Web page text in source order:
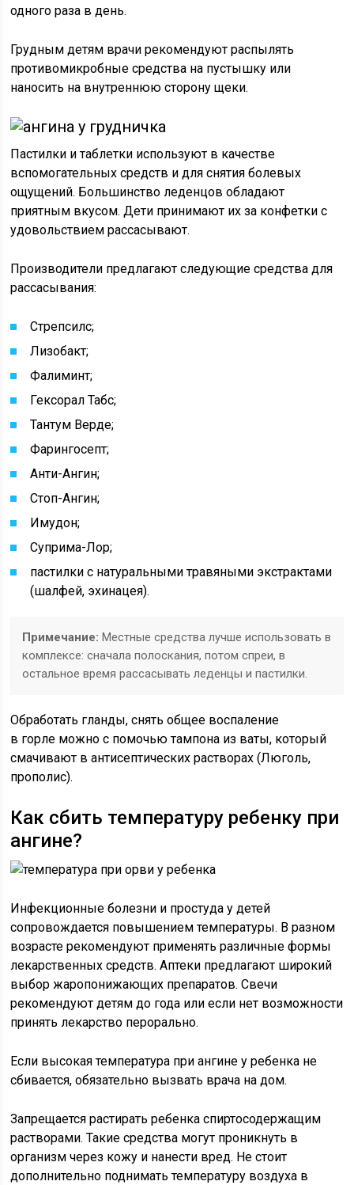
одного раза в день.
Грудным детям врачи рекомендуют распылять
противомикробные средства на пустышку или
наносить на внутреннюю сторону щеки.
Пастилки и таблетки используют в качестве
вспомогательных средств и для снятия болевых
ощущений. Большинство леденцов обладают
приятным вкусом. Дети принимают их за конфетки с
удовольствием рассасывают.
Производители предлагают следующие средства для
рассасывания:
Стрепсилс;
Лизобакт;
Фалиминт;
Гексорал Табс;
Тантум Верде;
Фарингосепт;
Анти-Ангин;
Стоп-Ангин;
Имудон;
Суприма-Лор;
пастилки с натуральными травяными экстрактами
(шалфей, эхинацея).
Примечание: Местные средства лучше использовать в
комплексе: сначала полоскания, потом спреи, в
остальное время рассасывать леденцы и пастилки.
Обработать гланды, снять общее воспаление
в горле можно с помочью тампона из ваты, который
смачивают в антисептических растворах (Люголь,
прополис).
Как сбить температуру ребенку при
ангине?
Инфекционные болезни и простуда у детей
сопровождается повышением температуры. В разном
возрасте рекомендуют применять различные формы
лекарственных средств. Аптеки предлагают широкий
выбор жаропонижающих препаратов. Свечи
рекомендуют детям до года или если нет возможности
принять лекарство перорально.
Если высокая температура при ангине у ребенка не
сбивается, обязательно вызвать врача на дом.
Запрещается растирать ребенка спиртосодержащим
растворами. Такие средства могут проникнуть в
организм через кожу и нанести вред. Не стоит
дополнительно поднимать температуру воздуха в